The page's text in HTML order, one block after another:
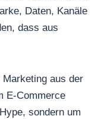
Daten, Kanäle
dass aus
aus der
E-Commerce
sondern um